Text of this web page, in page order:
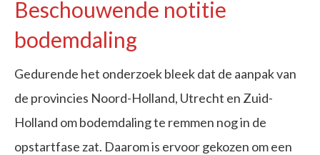
Beschouwende notitie
bodemdaling
Gedurende het onderzoek bleek dat de aanpak van
de provincies Noord-Holland, Utrecht en Zuid-
Holland om bodemdaling te remmen nog in de
opstartfase zat. Daarom is ervoor gekozen om een